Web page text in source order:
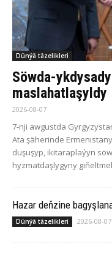
Dünýä täzelikleri
Söwda-
maslahatlaşyldy
2026-08-07
7-nji awgustda
Ata şäherinde
duşuşyp, ikitaraplaýyn
hyzmatdaşlygyny
Hazar deňzine
Dünýä täzelikleri 2026-08-07